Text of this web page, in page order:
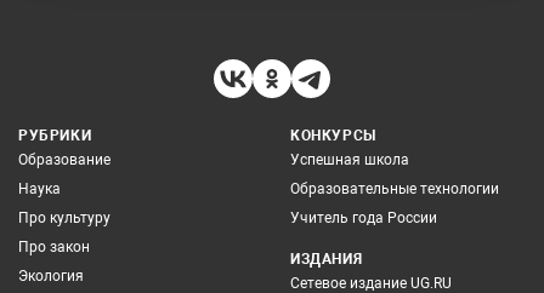
РУБРИКИ
Образование
Наука
Про культуру
Про закон
Экология
КОНКУРСЫ
Успешная школа
Образовательные технологии
Учитель года России
ИЗДАНИЯ
Сетевое издание UG.RU